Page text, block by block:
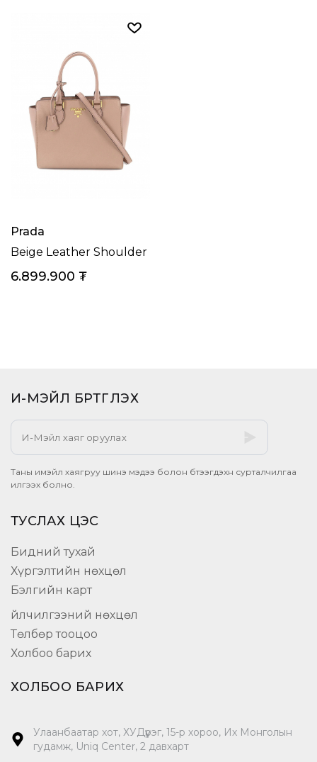
Prada
Beige Leather Shoulder Tote Handbag
6.899.900 ₮
И-МЭЙЛ БҮРТГҮҮЛЭХ​
Таны имэйл хаягруу шинэ мэдээ болон бүтээгдэхүүн сурталчилгаа
илгээх болно.
ТУСЛАХ ЦЭС
Бидний тухай
Хүргэлтийн нөхцөл
Бэлгийн карт
Үйлчилгээний нөхцөл
Төлбөр тооцоо
Холбоо барих
ХОЛБОО БАРИХ
Улаанбаатар хот, ХУДүүрэг, 15-р хороо, Их Монголын
гудамж, Uniq Center, 2 давхарт